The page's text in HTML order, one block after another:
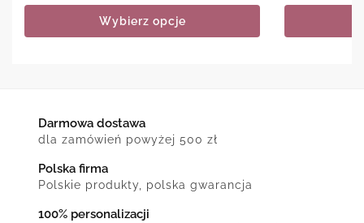
Wybierz opcje
Darmowa dostawa
dla zamówień powyżej 500 zł
Polska firma
Polskie produkty, polska gwarancja
100% personalizacji